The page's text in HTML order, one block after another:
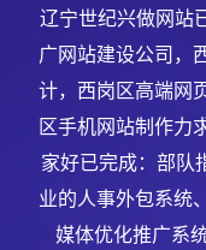
辽宁世纪兴做网站
广网站建设公司，
计，西岗区高端网
区手机网站制作力
家好已完成：部队
业的人事外包系统
媒体优化推广系